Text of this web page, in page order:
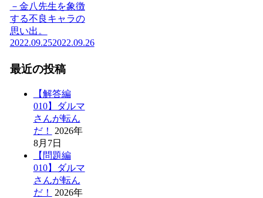
－金八先生を象徴
する不良キャラの
思い出。
2022.09.252022.09.26
最近の投稿
【解答編
010】ダルマ
さんが転ん
だ！
2026年
8月7日
【問題編
010】ダルマ
さんが転ん
だ！
2026年